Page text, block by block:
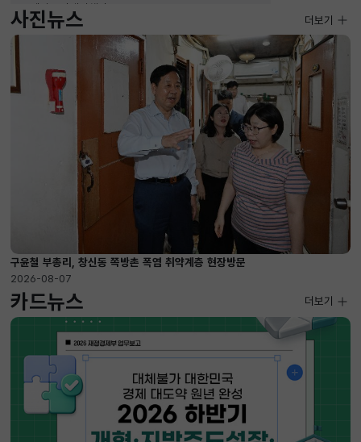
재산소비세정책관
2026-08-07 ~ 2026-09-10
사진뉴스
구윤철 부총리, 창신동 쪽방촌 폭염 취약계층 현장방문
2026-08-07
사진뉴스
더보기
카드뉴스 더보기